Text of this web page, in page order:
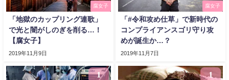
腐女子
「地獄のカップリング連歌」
で光と闇がしのぎを削る…！
【腐女子】
2019年11月9日
腐女子
「#令和攻め仕草」で新時代の
コンプライアンスゴリ守り攻
めが誕生か…？
2019年11月7日
1 1